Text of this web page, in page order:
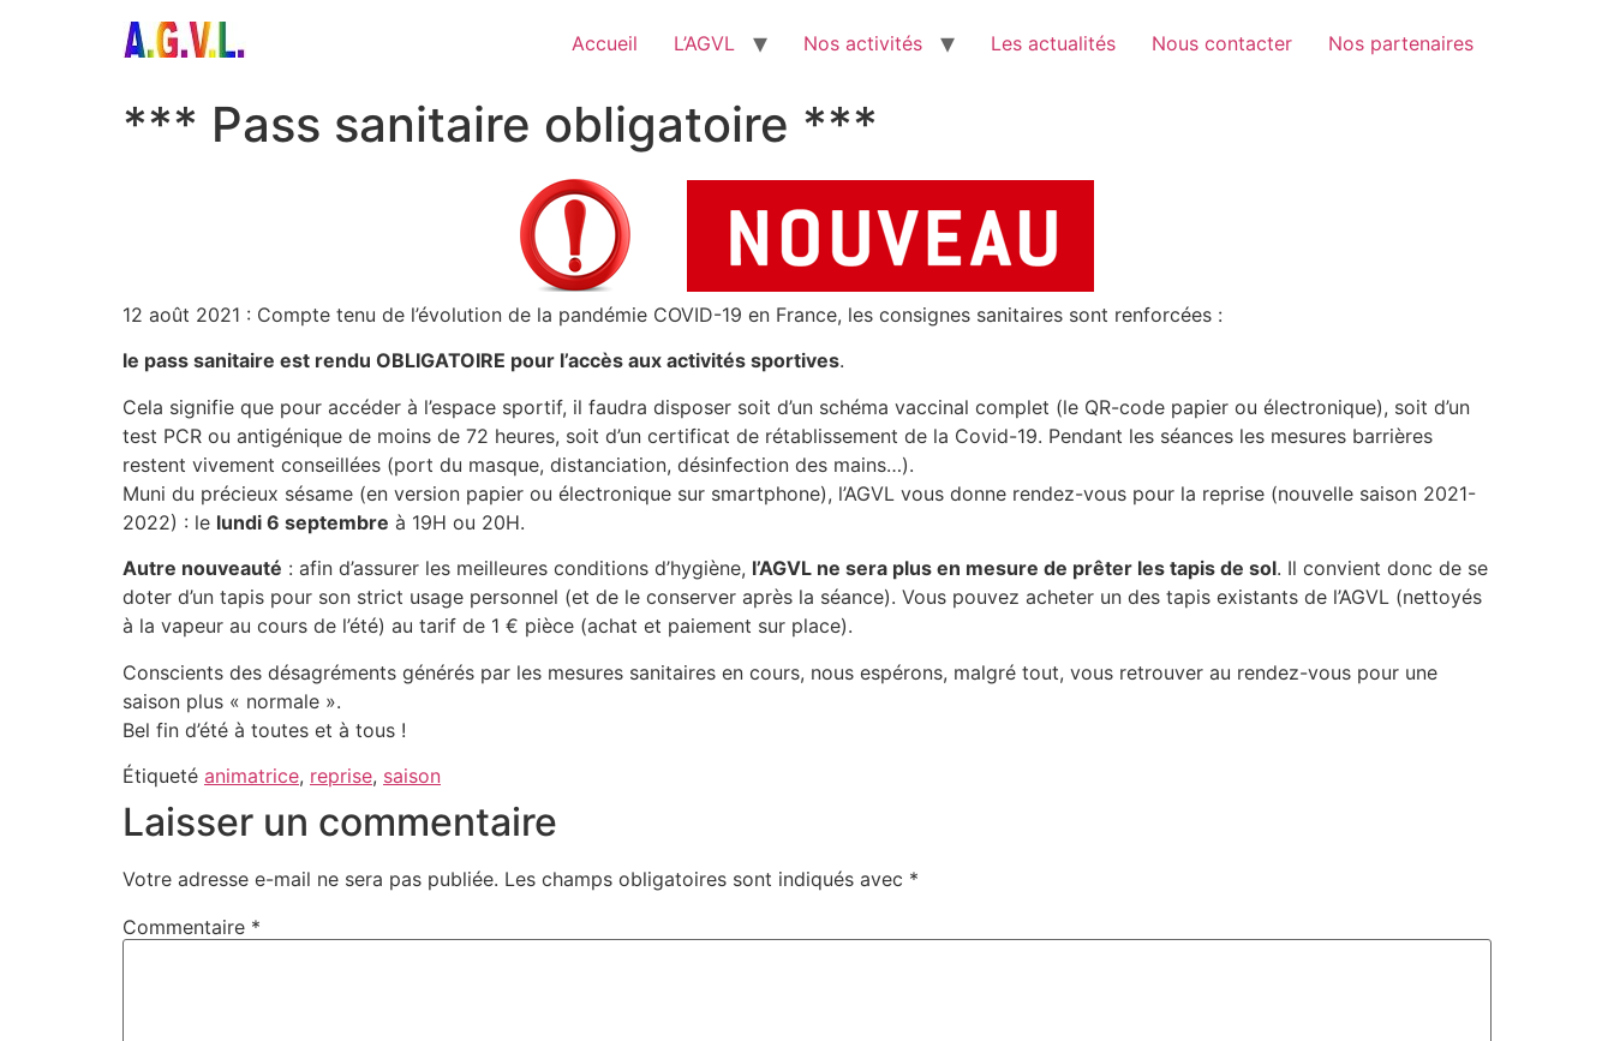
Accueil L’AGVL Nos activités Les actualités Nous contacter Nos partenaires
*** Pass sanitaire obligatoire ***
12 août 2021 : Compte tenu de l’évolution de la pandémie COVID-19 en France, les consignes sanitaires sont renforcées :
le pass sanitaire est rendu OBLIGATOIRE pour l’accès aux activités sportives.
Cela signifie que pour accéder à l’espace sportif, il faudra disposer soit d’un schéma vaccinal complet (le QR-code papier ou électronique), soit d’un
test PCR ou antigénique de moins de 72 heures, soit d’un certificat de rétablissement de la Covid-19. Pendant les séances les mesures barrières
restent vivement conseillées (port du masque, distanciation, désinfection des mains…).
Muni du précieux sésame (en version papier ou électronique sur smartphone), l’AGVL vous donne rendez-vous pour la reprise (nouvelle saison 2021-
2022) : le lundi 6 septembre à 19H ou 20H.
Autre nouveauté : afin d’assurer les meilleures conditions d’hygiène, l’AGVL ne sera plus en mesure de prêter les tapis de sol. Il convient donc de se
doter d’un tapis pour son strict usage personnel (et de le conserver après la séance). Vous pouvez acheter un des tapis existants de l’AGVL (nettoyés
à la vapeur au cours de l’été) au tarif de 1 € pièce (achat et paiement sur place).
Conscients des désagréments générés par les mesures sanitaires en cours, nous espérons, malgré tout, vous retrouver au rendez-vous pour une
saison plus « normale ».
Bel fin d’été à toutes et à tous !
Étiqueté animatrice, reprise, saison
Laisser un commentaire
Votre adresse e-mail ne sera pas publiée. Les champs obligatoires sont indiqués avec *
Commentaire *